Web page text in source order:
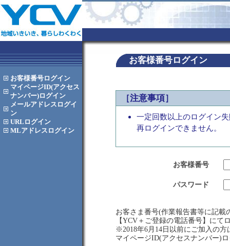
お客様番号ログイン
マイページID(アクセス
ナンバー)ログイン
メールアドレス ログイ
ン
URL ログイン
MLアドレス ログイン
お客様番号ログイン
［注意事項］
一定回数以上のログイン
再ログインできません。
お客様番号
パスワード
お客さま番号(作業報告書等に記載
【YCV＋ご登録の電話番号】にて
※2018年6月14日以前にご加入の
マイページID(アクセスナンバー)